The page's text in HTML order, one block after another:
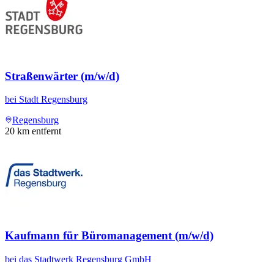
Straßenwärter (m/w/d)
bei Stadt Regensburg
Regensburg
20 km entfernt
Kaufmann für Büromanagement (m/w/d)
bei das Stadtwerk Regensburg GmbH